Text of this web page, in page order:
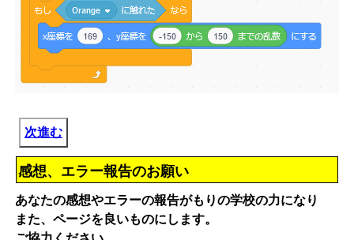
次進む
感想、エラー報告のお願い
あなたの感想やエラーの報告がもりの学校の力になり
また、ページを良いものにします。